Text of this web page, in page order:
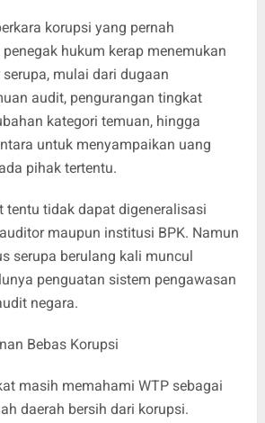
korupsi yang pernah
hukum kerap menemukan
mulai dari dugaan
audit, pengurangan tingkat
kategori temuan, hingga
untuk menyampaikan uang
pihak tertentu.
tentu tidak dapat digeneralisasi
maupun institusi BPK. Namun
serupa berulang kali muncul
penguatan sistem pengawasan
negara.
Bebas Korupsi
masih memahami WTP sebagai
daerah bersih dari korupsi.